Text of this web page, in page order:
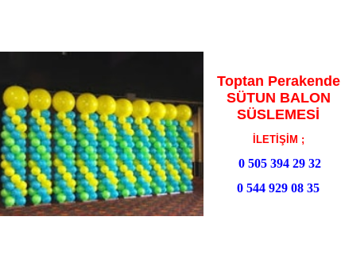
Toptan Perakende
SÜTUN BALON
SÜSLEMESİ
İLETİŞİM ;
0 505 394 29 32
0 544 929 08 35